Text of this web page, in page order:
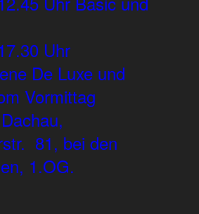
Uhr
De Luxe und
Vormittag
81, bei den
1.OG.